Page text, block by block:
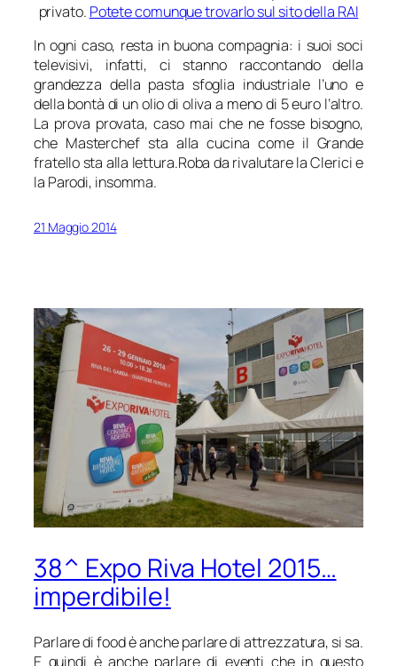
privato. Potete comunque trovarlo sul sito della RAI
In ogni caso, resta in buona compagnia: i suoi soci
televisivi, infatti, ci stanno raccontando della
grandezza della pasta sfoglia industriale l’uno e
della bontà di un olio di oliva a meno di 5 euro l’altro.
La prova provata, caso mai che ne fosse bisogno,
che Masterchef sta alla cucina come il Grande
fratello sta alla lettura.Roba da rivalutare la Clerici e
la Parodi, insomma.
21 Maggio 2014
38^ Expo Riva Hotel 2015…
imperdibile!
Parlare di food è anche parlare di attrezzatura, si sa.
E quindi è anche parlare di eventi che in questo